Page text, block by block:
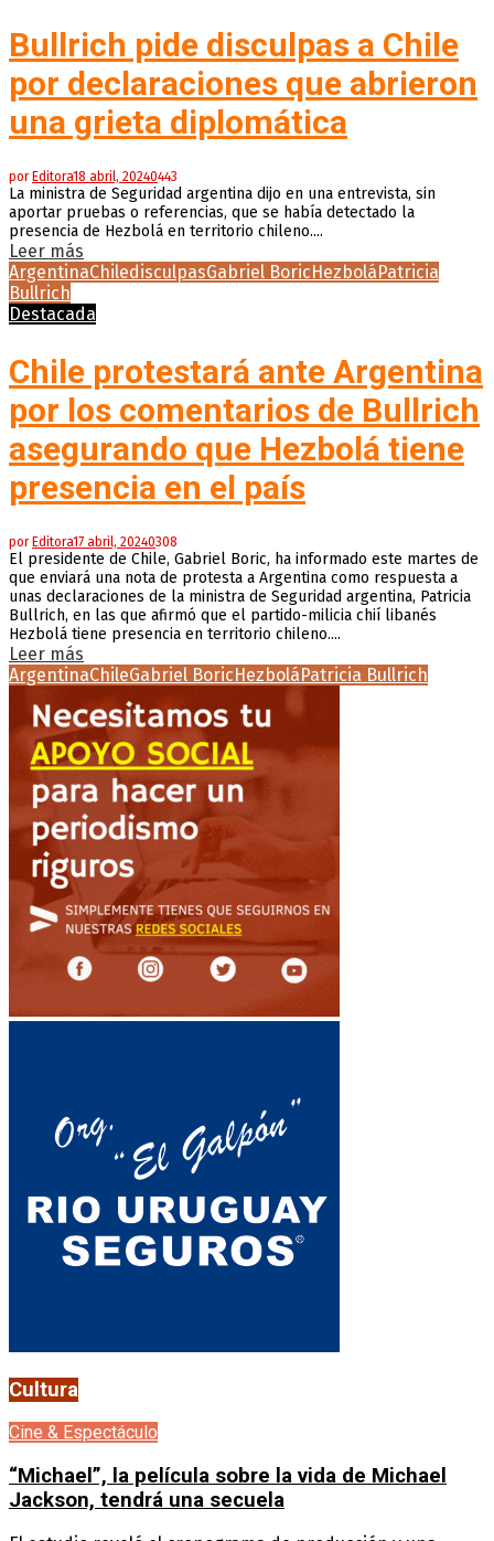
Bullrich pide disculpas a Chile
por declaraciones que abrieron
una grieta diplomática
por Editora18 abril, 20240443
La ministra de Seguridad argentina dijo en una entrevista, sin
aportar pruebas o referencias, que se había detectado la
presencia de Hezbolá en territorio chileno....
Leer más
ArgentinaChiledisculpasGabriel BoricHezboláPatricia
Bullrich
Destacada
Chile protestará ante Argentina
por los comentarios de Bullrich
asegurando que Hezbolá tiene
presencia en el país
porEditora17 abril, 20240308
El presidente de Chile, Gabriel Boric, ha informado este martes de
que enviará una nota de protesta a Argentina como respuesta a
unas declaraciones de la ministra de Seguridad argentina, Patricia
Bullrich, en las que afirmó que el partido-milicia chií libanés
Hezbolá tiene presencia en territorio chileno....
Leer más
ArgentinaChileGabriel BoricHezboláPatricia Bullrich
Cultura
Cine & Espectáculo
“Michael”, la película sobre la vida de Michael
Jackson, tendrá una secuela